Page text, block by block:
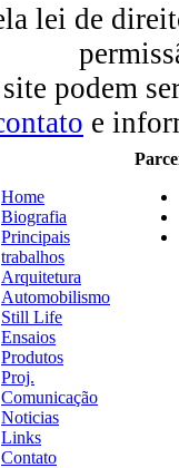
lei de
podem
e
Home
Biografia
Principais
trabalhos
Arquitetura
Automobilismo
Still Life
Ensaios
Produtos
Proj.
Comunicação
Noticias
Links
Contato